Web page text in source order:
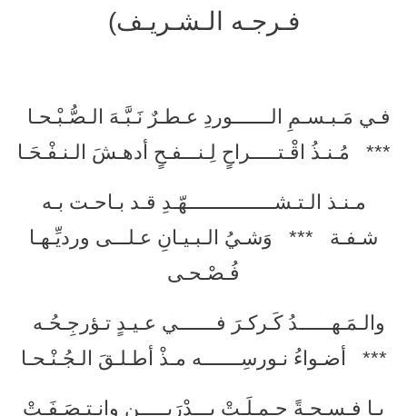
فـرجـه الـشـريـف)
فـي مَـبـسـمِ الـــــــوردِ عـطـرٌ نَـبَّـهَ الـصُّـبْـحـا
*** مُـنـذُ اقْـتـــــراحٍ لِـنـــفـحٍ أدهـشَ الـنـفْـحَـا
مـنـذ الـتـشــــــــــــــــهّـدِ قـد بـاحـت بـه
شـفـة *** وَشـيُ الـبـيـانِ عـلـــى ورديِّـهـا
فُـصْـحـى
والـمَـهــــــدُ كَـركـرَ فـــــــي عـيـدٍ تـؤرجِـحُـه
*** أضـواءُ نـورسِـــــــه مـذْ أطـلـقَ الـجُـنْـحـا
يـا فـسـحـةً حـمـلَـتْ بـــدْرَيـــــنِ وانـتـصَـفَـتْ